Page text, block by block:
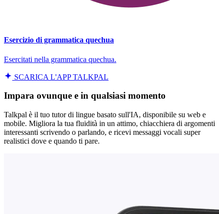
Esercizio di grammatica quechua
Esercitati nella grammatica quechua.
SCARICA L'APP TALKPAL
Impara ovunque e in qualsiasi momento
Talkpal è il tuo tutor di lingue basato sull'IA, disponibile su web e
mobile. Migliora la tua fluidità in un attimo, chiacchiera di argomenti
interessanti scrivendo o parlando, e ricevi messaggi vocali super
realistici dove e quando ti pare.